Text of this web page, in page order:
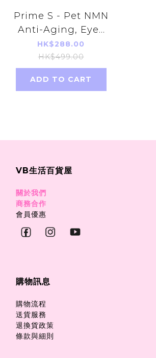
Prime S - Pet NMN
Anti-Aging, Eyes
and Joints Repair
Supplement(Bonito
flavor) 60 capsules
Lutein
HK$288.00
HK$499.00
ADD TO CART
VB生活百貨屋
關於我們
商務合作
會員優惠
購物訊息
購物流程
送貨服務
退換貨政策
條款與細則